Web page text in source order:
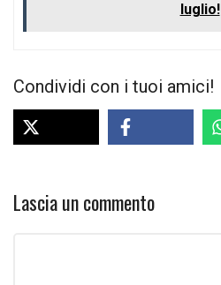
luglio!
Condividi con i tuoi amici!
Lascia un commento